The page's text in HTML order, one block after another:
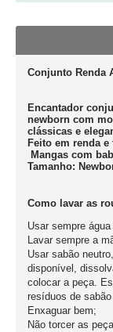
Conjunto Renda
Encantador
newborn com
clássicas e
Feito em renda
Mangas com
Tamanho:
Como lavar as
Usar sempre
Lavar sempre a
Usar sabão
disponível,
colocar a peça.
resíduos de
Enxaguar bem;
Não torcer as